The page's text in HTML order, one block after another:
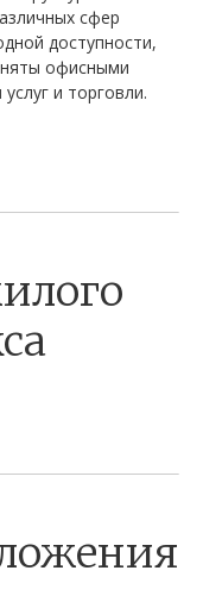
сфер
доступности,
офисными
и торговли.